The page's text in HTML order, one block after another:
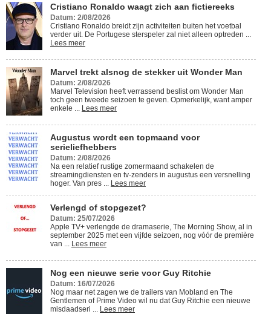
Cristiano Ronaldo waagt zich aan fictiereeks
Datum: 2/08/2026
Cristiano Ronaldo breidt zijn activiteiten buiten het voetbal
verder uit. De Portugese sterspeler zal niet alleen optreden ...
Lees meer
Marvel trekt alsnog de stekker uit Wonder Man
Datum: 2/08/2026
Marvel Television heeft verrassend beslist om Wonder Man
toch geen tweede seizoen te geven. Opmerkelijk, want amper
enkele ... Lees meer
Augustus wordt een topmaand voor
serieliefhebbers
Datum: 2/08/2026
Na een relatief rustige zomermaand schakelen de
streamingdiensten en tv-zenders in augustus een versnelling
hoger. Van pres ... Lees meer
Verlengd of stopgezet?
Datum: 25/07/2026
Apple TV+ verlengde de dramaserie, The Morning Show, al in
september 2025 met een vijfde seizoen, nog vóór de première
van ... Lees meer
Nog een nieuwe serie voor Guy Ritchie
Datum: 16/07/2026
Nog maar net zagen we de trailers van Mobland en The
Gentlemen of Prime Video wil nu dat Guy Ritchie een nieuwe
misdaadseri ... Lees meer